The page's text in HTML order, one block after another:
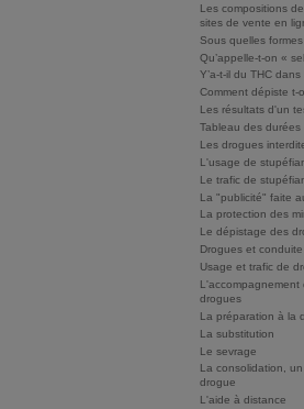
Les compositions
sites de vente en
Sous quelles
Qu’appelle-t-on «
Y’a-t-il du THC
Comment dépiste t-
Les résultats d'un
Tableau des durées
Les drogues
L'usage de
Le trafic de
La "publicité" faite
La protection des
Le dépistage des
Drogues et
Usage et trafic de
drogues
La préparation à la
La substitution
Le sevrage
La consolidation,
drogue
L'aide à distance